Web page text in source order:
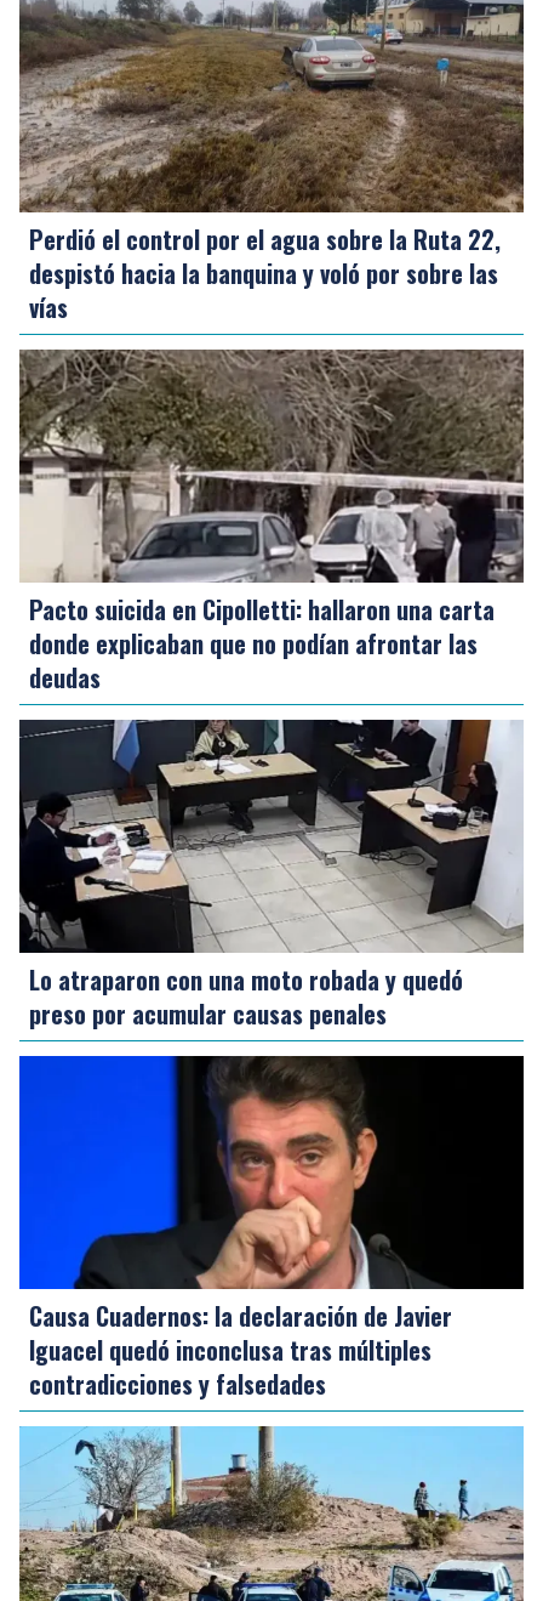
Perdió el control por el agua sobre la Ruta 22,
despistó hacia la banquina y voló por sobre las
vías
Pacto suicida en Cipolletti: hallaron una carta
donde explicaban que no podían afrontar las
deudas
Lo atraparon con una moto robada y quedó
preso por acumular causas penales
Causa Cuadernos: la declaración de Javier
Iguacel quedó inconclusa tras múltiples
contradicciones y falsedades